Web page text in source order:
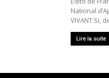
National
VIVANT Si,
Lire la suite